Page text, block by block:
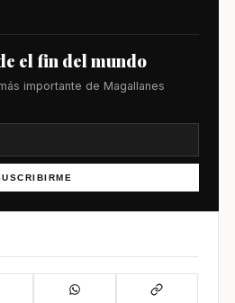
el fin del mundo
importante de Magallanes